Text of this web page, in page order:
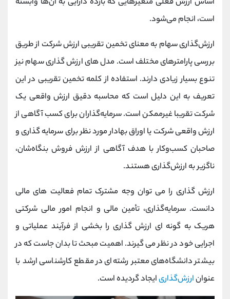
است، انجام می‌شود.
ارزش‌گذاری سهام به معنای تخمین تقریبی ارزش شرکت از طریق
بررسی پارامترهای مختلف است. مدل های ارزش گذاری سهام نیز
تنوع بسیار زیادی دارند. استفاده از کلمه تخمین تقریبی در این
تعریف به این دلیل است که محاسبه دقیق ارزش واقعی یک
شرکت تقریبا غیرممکن است. سرمایه‌گذاران برای کسب آگاهی از
ارزش واقعی شرکت یا اوراق بهادار مورد نظر برای سرمایه گذاری و
صاحبان کسب‌و‌کار با هدف آگاهی از ارزش فروش بنگاه‌شان،
ناگزیر به ارزش‌گذاری هستند.
ارزش گذاری را می توان وجه مشترک تمام فعاليت های مالی
دانست. سرمايه‌گذاری، تأمين مالی و انجام امور مالی شرکتی
هريک به گونه ای ارزش گذاری را بخشی از فرآيند عملياتی و
اجرایی خود در نظر می گيرند. اهميت مبحث تا بدان جاست که در
بيشتر دانشگاه‌های معتبر رشته‌ای در مقطع کارشناسی ارشد با
عنوانارزش‌گذاریايجاد گرديده است.